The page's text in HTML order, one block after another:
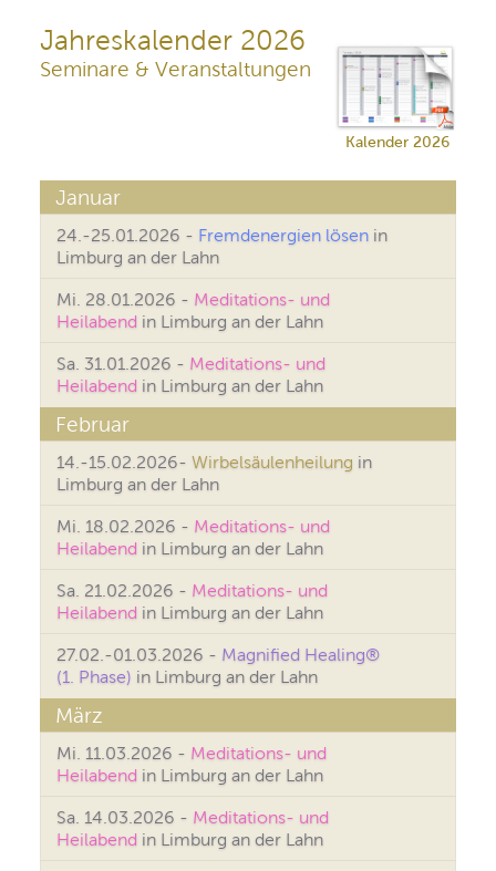
Jahreskalender 2026
Kalender 2026
Seminare & Veranstaltungen
Januar
24.-25.01.2026 - Fremdenergien lösen in
Limburg an der Lahn
Mi. 28.01.2026 - Meditations- und
Heilabend in Limburg an der Lahn
Sa. 31.01.2026 - Meditations- und
Heilabend in Limburg an der Lahn
Februar
14.-15.02.2026- Wirbelsäulenheilung in
Limburg an der Lahn
Mi. 18.02.2026 - Meditations- und
Heilabend in Limburg an der Lahn
Sa. 21.02.2026 - Meditations- und
Heilabend in Limburg an der Lahn
27.02.-01.03.2026 - Magnified Healing®
(1. Phase) in Limburg an der Lahn
März
Mi. 11.03.2026 - Meditations- und
Heilabend in Limburg an der Lahn
Sa. 14.03.2026 - Meditations- und
Heilabend in Limburg an der Lahn